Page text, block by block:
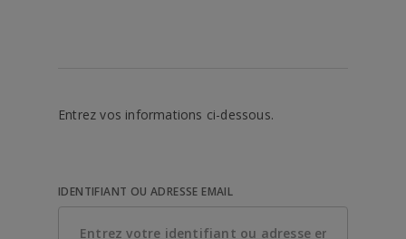
Entrez vos informations ci-dessous.
IDENTIFIANT OU ADRESSE EMAIL